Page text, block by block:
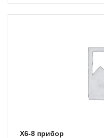
Х6-8 прибор